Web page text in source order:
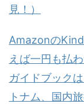
見！）
Amazonの
えば一円も払
ガイドブック
トナム、国内